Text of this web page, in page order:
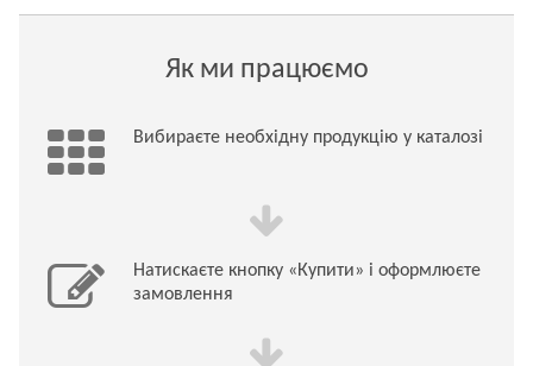
Як ми працюємо
Вибираєте необхідну продукцію у каталозі
Натискаєте кнопку «Купити» і оформлюєте
замовлення